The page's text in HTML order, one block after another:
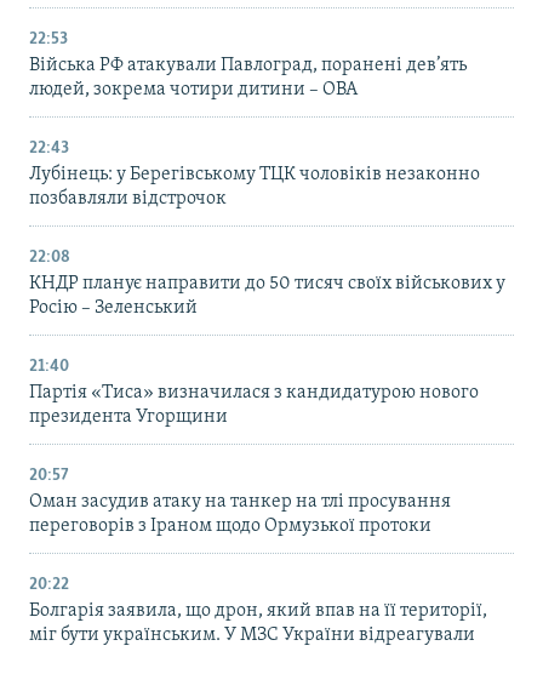
22:53
Війська РФ атакували Павлоград, поранені дев’ять
людей, зокрема чотири дитини – ОВА
22:43
Лубінець: у Берегівському ТЦК чоловіків незаконно
позбавляли відстрочок
22:08
КНДР планує направити до 50 тисяч своїх військових у
Росію – Зеленський
21:40
Партія «Тиса» визначилася з кандидатурою нового
президента Угорщини
20:57
Оман засудив атаку на танкер на тлі просування
переговорів з Іраном щодо Ормузької протоки
20:22
Болгарія заявила, що дрон, який впав на її території,
міг бути українським. У МЗС України відреагували